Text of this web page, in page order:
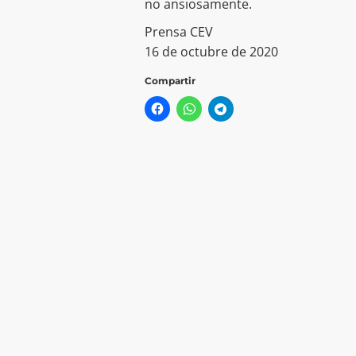
no ansiosamente.
Prensa CEV
16 de octubre de 2020
Compartir